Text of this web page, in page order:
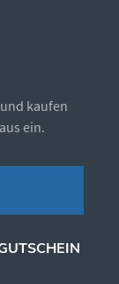
kaufen
ein.